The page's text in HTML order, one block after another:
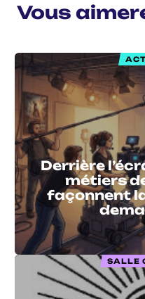
Vous
Derrière
métiers
façonnent
SALLE